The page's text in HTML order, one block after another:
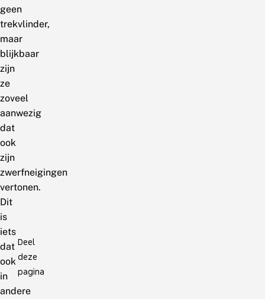
geen
trekvlinder,
maar
blijkbaar
zijn
ze
zoveel
aanwezig
dat
ook
zijn
zwerfneigingen
vertonen.
Dit
is
iets
dat
ook
in
andere
Deel
deze
pagina